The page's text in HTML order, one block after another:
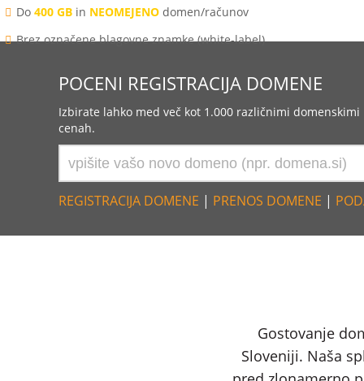
Do 400 GBin NEOMEJENOdomen/računov
Brez označene blagovne znamke (white-label)
POCENI REGISTRACIJA DOMENE
Izbirate lahko med več kot 1.000 različnimi
cenah.
REGISTRACIJA DOMENE | PRENOS DOMENE |
Gostovanje
Sloveniji. Naša